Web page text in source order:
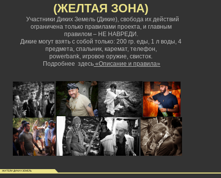
(ЖЕЛТАЯ ЗОНА)
Участники Диких Земель (Дикие), свобода их действий
ограничена только правилами проекта, и главным
правилом – НЕ НАВРЕДИ.
Дикие могут взять с собой только: 200 гр. еды, 1 л воды, 4
предмета, спальник, каремат, телефон,
powerbank, игровое оружие, свисток.
Подробнее здесь «Описание и правила»
ЖИТЕЛИ ДИКИХ ЗЕМЕЛЬ